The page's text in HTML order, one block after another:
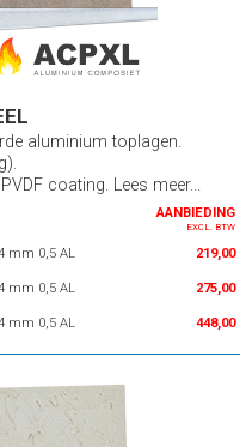
aluminium toplagen.
coating. Lees meer...
AANBIEDING
EXCL. BTW
mm 0,5 AL 219,00
mm 0,5 AL 275,00
mm 0,5 AL 448,00